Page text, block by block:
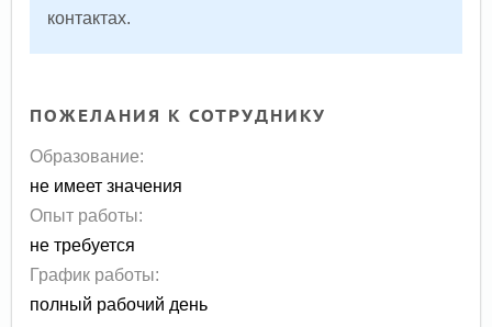
контактах.
ПОЖЕЛАНИЯ К СОТРУДНИКУ
Образование:
не имеет значения
Опыт работы:
не требуется
График работы:
полный рабочий день